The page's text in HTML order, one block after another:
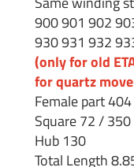
900 901 902
930 931 932
(only for old
for quartz
Female part 404
Square 72 / 350
Hub 130
Total Length